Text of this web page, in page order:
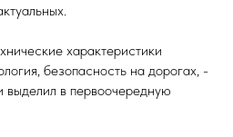
характеристики
безопасность на дорогах, -
выделил в первоочередную